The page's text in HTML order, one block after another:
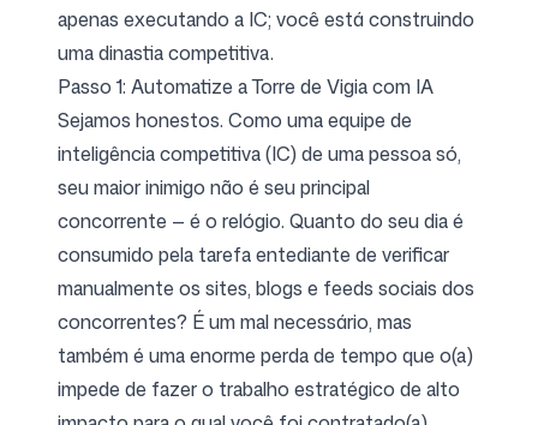
apenas executando a IC; você está construindo
uma dinastia competitiva.
Passo 1: Automatize a Torre de Vigia com IA
Sejamos honestos. Como uma equipe de
inteligência competitiva (IC) de uma pessoa só,
seu maior inimigo não é seu principal
concorrente — é o relógio. Quanto do seu dia é
consumido pela tarefa entediante de verificar
manualmente os sites, blogs e feeds sociais dos
concorrentes? É um mal necessário, mas
também é uma enorme perda de tempo que o(a)
impede de fazer o trabalho estratégico de alto